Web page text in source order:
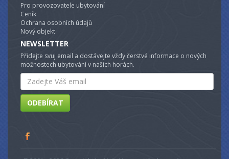
Pro provozovatele ubytování
Ceník
Ochrana osobních údajů
Nový objekt
NEWSLETTER
Přidejte svuj email a dostávejte vždy čerstvé informace o nových
možnostech ubytování v našich horách.
Email
ODEBÍRAT